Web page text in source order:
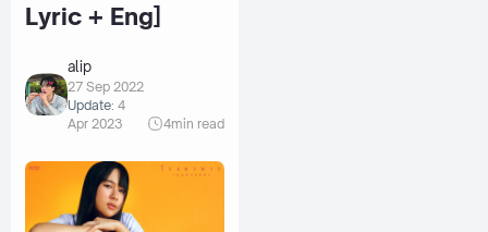
Lyric + Eng]
alip
27 Sep 2022
Update: 4
Apr 2023
4min read